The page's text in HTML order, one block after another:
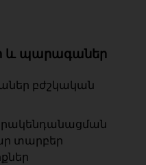
և պարագաներ
բժշկական
տարբեր